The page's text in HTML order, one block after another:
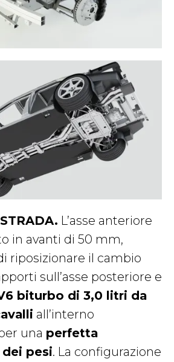
L’asse anteriore
in avanti di 50 mm,
riposizionare il cambio
sull’asse posteriore e
biturbo di 3,0 litri da
all’interno
una perfetta
pesi. La configurazione